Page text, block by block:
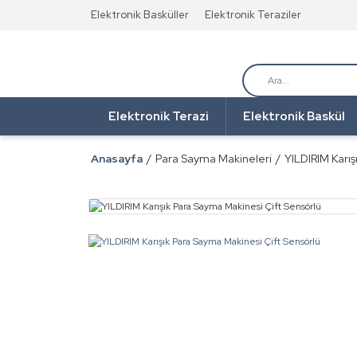
Elektronik Basküller Elektronik Teraziler
Elektronik Terazi Elektronik Baskül
Anasayfa Para Sayma Makineleri YILDIRIM